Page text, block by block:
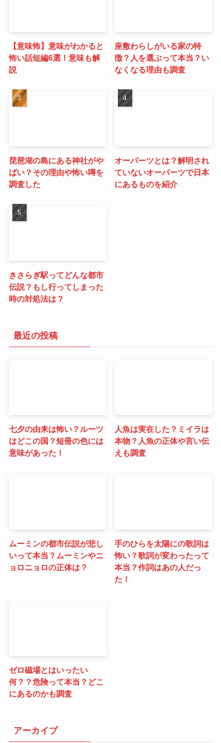
【意味怖】意味がわかると
怖い話短編6選！意味も解
説
座敷わらしがいる家の特
徴？人を選ぶって本当？い
なくなる理由も調査
琵琶湖の島にある神社がや
ばい？その理由や怖い噂を
調査した
オーパーツとは？解明され
ていないオーパーツで日本
にあるものを紹介
きさらぎ駅ってどんな都市
伝説？もし行ってしまった
時の対処法は？
最近の投稿
七夕の由来は怖い？ルーツ
はどこの国？短冊の色には
意味があった！
人魚は実在した？ミイラは
本物？人魚の正体や言い伝
えも調査
ムーミンの都市伝説が悲し
いって本当？ムーミンやニ
ョロニョロの正体は？
手のひらを太陽にの歌詞は
怖い？歌詞が変わったって
本当？作詞はあの人だっ
た！
ゼロ磁場とはいったい
何？？危険って本当？どこ
にあるのかも調査
アーカイブ